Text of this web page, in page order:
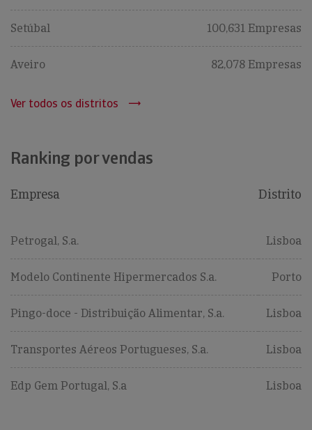
Setúbal 100,631 Empresas
Aveiro 82,078 Empresas
Ver todos os distritos
Ranking por vendas
Empresa Distrito
Petrogal, S.a. Lisboa
Modelo Continente Hipermercados S.a. Porto
Pingo-doce - Distribuição Alimentar, S.a. Lisboa
Transportes Aéreos Portugueses, S.a. Lisboa
Edp Gem Portugal, S.a Lisboa